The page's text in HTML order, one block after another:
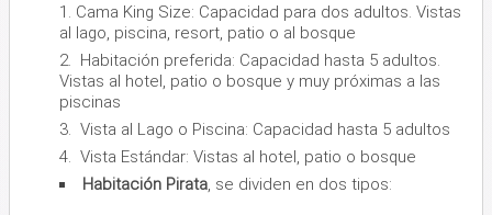
Cama King Size: Capacidad para dos adultos. Vistas
al lago, piscina, resort, patio o al bosque
Habitación preferida: Capacidad hasta 5 adultos.
Vistas al hotel, patio o bosque y muy próximas a las
piscinas
Vista al Lago o Piscina: Capacidad hasta 5 adultos
Vista Estándar: Vistas al hotel, patio o bosque
Habitación Pirata, se dividen en dos tipos: